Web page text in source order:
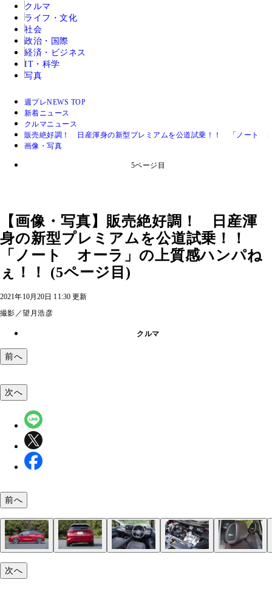
クルマ
ライフ・文化
社会
政治・国際
経済・ビジネス
IT・科学
写真
週プレNEWS TOP
新着ニュース
クルマニュース
販売絶好調！ 日産渾身の新型プレミアムを公道試乗！！ 「ノート
画像・写真
5ページ目
【画像・写真】販売絶好調！ 日産渾
身の新型プレミアムを公道試乗！！
「ノート オーラ」の上質感ハンパね
ぇ！！ (5ページ目)
2021年10月20日 11:30 更新
撮影／望月浩彦
クルマ
前へ
次へ
前へ
次へ